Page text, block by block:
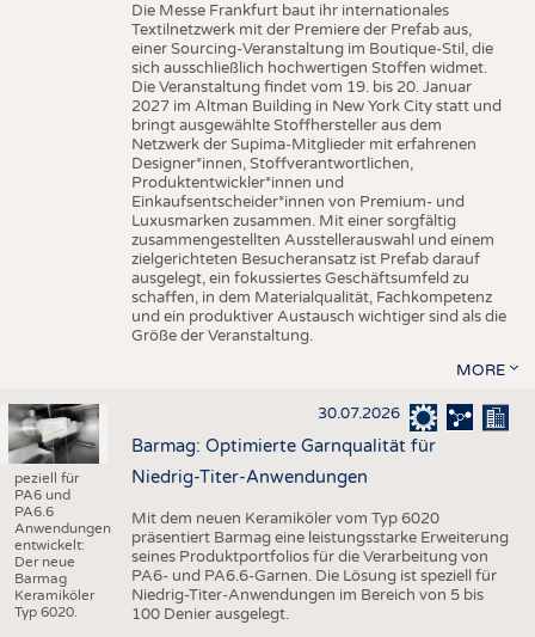
Die Messe Frankfurt baut ihr internationales
Textilnetzwerk mit der Premiere der Prefab aus,
einer Sourcing-Veranstaltung im Boutique-Stil, die
sich ausschließlich hochwertigen Stoffen widmet.
Die Veranstaltung findet vom 19. bis 20. Januar
2027 im Altman Building in New York City statt und
bringt ausgewählte Stoffhersteller aus dem
Netzwerk der Supima-Mitglieder mit erfahrenen
Designer*innen, Stoffverantwortlichen,
Produktentwickler*innen und
Einkaufsentscheider*innen von Premium- und
Luxusmarken zusammen. Mit einer sorgfältig
zusammengestellten Ausstellerauswahl und einem
zielgerichteten Besucheransatz ist Prefab darauf
ausgelegt, ein fokussiertes Geschäftsumfeld zu
schaffen, in dem Materialqualität, Fachkompetenz
und ein produktiver Austausch wichtiger sind als die
Größe der Veranstaltung.
MORE
peziell für
PA6 und
PA6.6
Anwendungen
entwickelt:
Der neue
Barmag
Keramiköler
Typ 6020.
30.07.2026
Barmag: Optimierte Garnqualität für
Niedrig-Titer-Anwendungen
Mit dem neuen Keramiköler vom Typ 6020
präsentiert Barmag eine leistungsstarke Erweiterung
seines Produktportfolios für die Verarbeitung von
PA6- und PA6.6-Garnen. Die Lösung ist speziell für
Niedrig-Titer-Anwendungen im Bereich von 5 bis
100 Denier ausgelegt.